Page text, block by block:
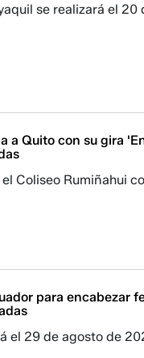
se realizará el 20
a Quito con su gira
Coliseo Rumiñahui
para encabezar
el 29 de agosto de